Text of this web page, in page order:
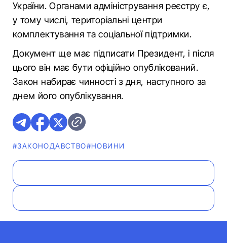
України. Органами адміністрування реєстру є,
у тому числі, територіальні центри
комплектування та соціальної підтримки.
Документ ще має підписати Президент, і після
цього він має бути офіційно опублікований.
Закон набирає чинності з дня, наступного за
днем його опублікування.
#ЗАКОНОДАВСТВО#НОВИНИ